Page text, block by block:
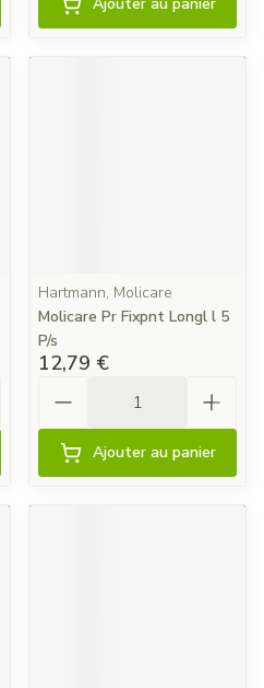
Hartmann, Molicare
Molicare Pr Fixpnt Longl l 5
P/s
12,79 €
Ajouter au panier